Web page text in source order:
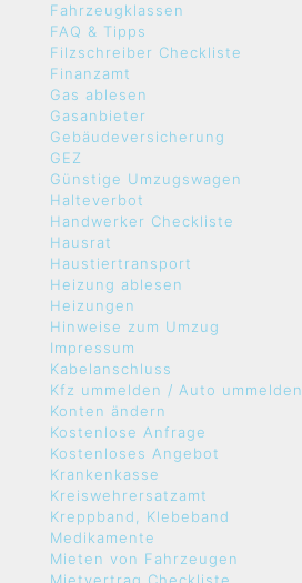
Fahrzeugklassen
FAQ & Tipps
Filzschreiber Checkliste
Finanzamt
Gas ablesen
Gasanbieter
Gebäudeversicherung
GEZ
Günstige Umzugswagen
Halteverbot
Handwerker Checkliste
Hausrat
Haustiertransport
Heizung ablesen
Heizungen
Hinweise zum Umzug
Impressum
Kabelanschluss
Kfz ummelden / Auto ummelden
Konten ändern
Kostenlose Anfrage
Kostenloses Angebot
Krankenkasse
Kreiswehrersatzamt
Kreppband, Klebeband
Medikamente
Mieten von Fahrzeugen